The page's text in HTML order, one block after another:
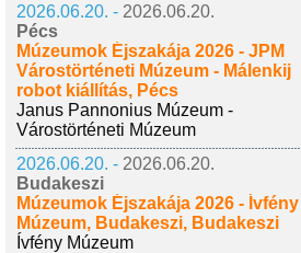
2026.06.20. - 2026.06.20.
Pécs
Múzeumok Éjszakája 2026 - JPM
Várostörténeti Múzeum - Málenkij
robot kiállítás, Pécs
Janus Pannonius Múzeum -
Várostörténeti Múzeum
2026.06.20. - 2026.06.20.
Budakeszi
Múzeumok Éjszakája 2026 - Ívfény
Múzeum, Budakeszi, Budakeszi
Ívfény Múzeum